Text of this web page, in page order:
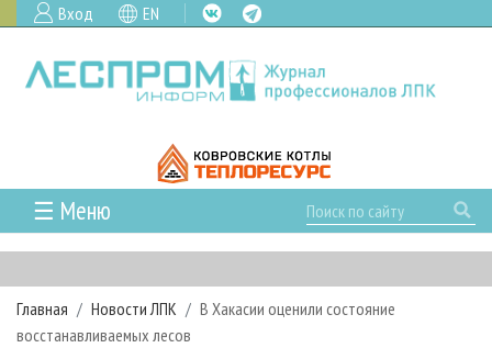
Вход EN
☰ Меню
ГЛАВНАЯ
РУБРИКИ И ТЕМЫ
РУБРИКИ ЖУРНАЛА
НОВОСТИ
Главная Новости ЛПК
В Хакасии оценили состояние
восстанавливаемых лесов